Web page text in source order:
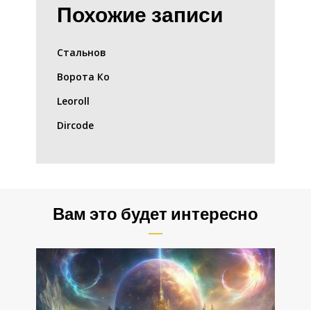
Похожие записи
Стальнов
Ворота Ко
Leoroll
Dircode
Вам это будет интересно